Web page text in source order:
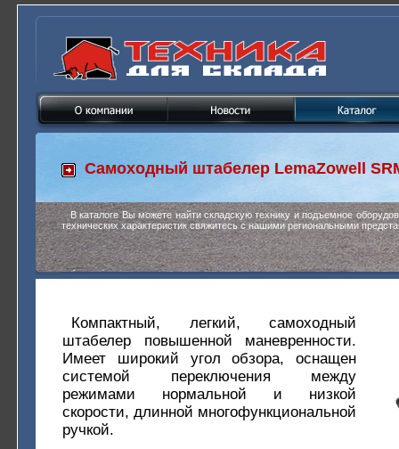
Самоходный штабелер LemaZowell
В каталоге Вы можете найти складскую технику и подъемное
технических характеристик свяжитесь с нашими региональными
Компактный, легкий, самоходный
штабелер повышенной маневренности.
Имеет широкий угол обзора, оснащен
системой переключения между
режимами нормальной и низкой
скорости, длинной многофункциональной
ручкой.